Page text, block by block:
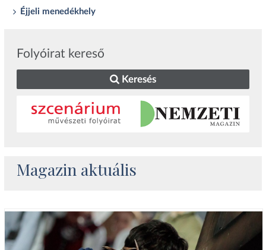
Éjjeli menedékhely
Folyóirat kereső
Keresés
Magazin aktuális